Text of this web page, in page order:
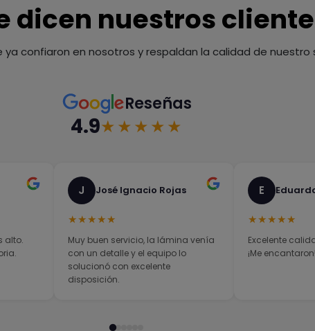
dicen nuestros
confiaron en nosotros y respaldan la calidad de nuestro
Reseñas
4.9★★★★★
alto.
J José Ignacio Rojas
★★★★★
Muy buen servicio, la lámina venía
con un detalle y el equipo lo
solucionó con excelente
disposición.
E
★★★★★
Excelente
¡Me encantaron!